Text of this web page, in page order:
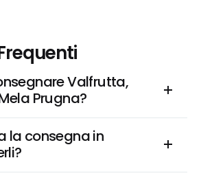
Valfrutta,
Prugna?
la consegna in